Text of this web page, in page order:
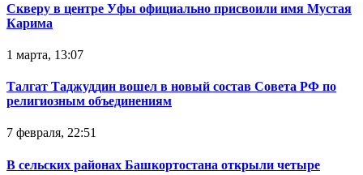
Скверу в центре Уфы официально присвоили имя Мустая
Карима
1 марта, 13:07
Талгат Таджуддин вошел в новый состав Совета РФ по
религиозным объединениям
7 февраля, 22:51
В сельских районах Башкортостана открыли четыре